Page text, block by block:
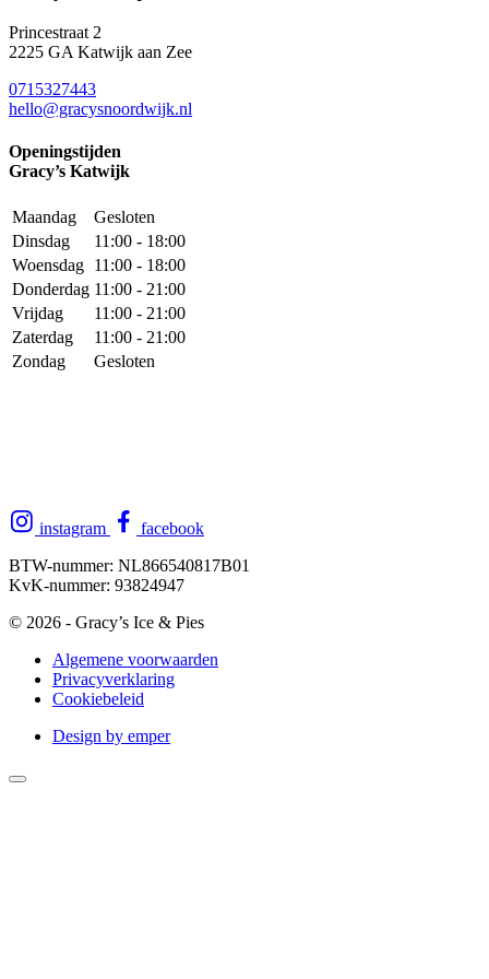
Princestraat 2
2225 GA Katwijk aan Zee
0715327443
hello@gracysnoordwijk.nl
Openingstijden
Gracy’s Katwijk
Maandag
Gesloten
Dinsdag
11:00 - 18:00
Woensdag 11:00 - 18:00
Donderdag 11:00 - 21:00
Vrijdag
11:00 - 21:00
Zaterdag
11:00 - 21:00
Zondag
Gesloten
instagram
facebook
BTW-nummer: NL866540817B01
KvK-nummer: 93824947
© 2026 - Gracy’s Ice & Pies
Algemene voorwaarden
Privacyverklaring
Cookiebeleid
Design by emper